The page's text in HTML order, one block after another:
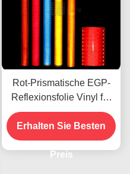
Rot-Prismatische EGP-
Reflexionsfolie Vinyl für
den UV-Druck mit Öko-
Lösungsmitteln
Erhalten Sie Besten
Preis